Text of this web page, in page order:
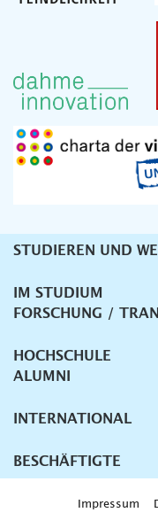
Unternavigation
STUDIEREN UND
IM STUDIUM
FORSCHUNG /
HOCHSCHULE
ALUMNI
INTERNATIONAL
BESCHÄFTIGTE
Impressum